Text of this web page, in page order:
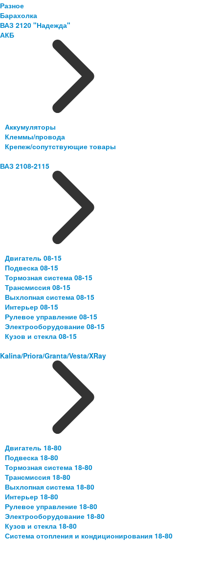
Разное
Барахолка
ВАЗ 2120 "Надежда"
АКБ
Аккумуляторы
Клеммы/провода
Крепеж/сопутствующие товары
ВАЗ 2108-2115
Двигатель 08-15
Подвеска 08-15
Тормозная система 08-15
Трансмиссия 08-15
Выхлопная система 08-15
Интерьер 08-15
Рулевое управление 08-15
Электрооборудование 08-15
Кузов и стекла 08-15
Kalina/Priora/Granta/Vesta/XRay
Двигатель 18-80
Подвеска 18-80
Тормозная система 18-80
Трансмиссия 18-80
Выхлопная система 18-80
Интерьер 18-80
Рулевое управление 18-80
Электрооборудование 18-80
Кузов и стекла 18-80
Система отопления и кондиционирования 18-80